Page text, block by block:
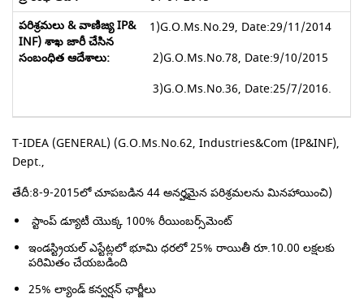
1)G.O.Ms.No.29, Date:29/11/2014
2)G.O.Ms.No.78, Date:9/10/2015
3)G.O.Ms.No.36, Date:25/7/2016.
T-IDEA (GENERAL) (G.O.Ms.No.62, Industries&Com (IP&INF),
Dept.,
తేదీ:8-9-2015లో చూపబడిన 44 అనర్హమైన పరిశ్రమలను మినహాయించి)
స్టాంప్ డ్యూటీ యొక్క 100% రీయింబర్స్‌మెంట్
ఇండస్ట్రియల్ ఎస్టేట్లలో భూమి ధరలో 25% రాయితీ రూ.10.00 లక్షలకు
పరిమితం చేయబడింది
25% ల్యాండ్ కన్వర్షన్ ఛార్జీలు